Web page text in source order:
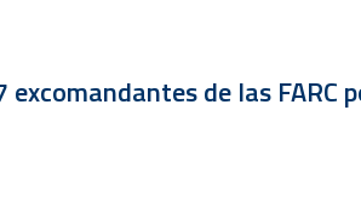
excomandantes de las